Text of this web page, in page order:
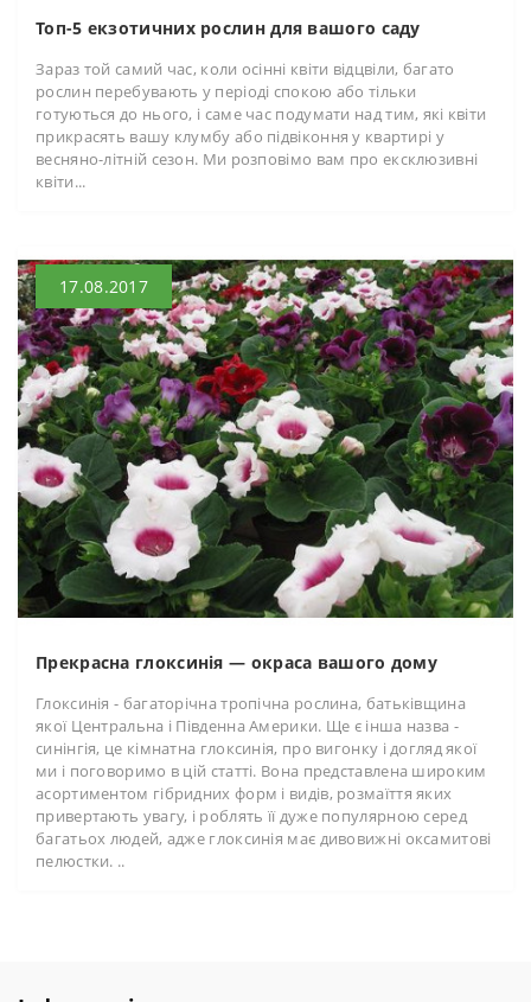
Топ-5 екзотичних рослин для вашого саду
Зараз той самий час, коли осінні квіти відцвіли, багато
рослин перебувають у періоді спокою або тільки
готуються до нього, і саме час подумати над тим, які квіти
прикрасять вашу клумбу або підвіконня у квартирі у
весняно-літній сезон. Ми розповімо вам про ексклюзивні
квіти...
17.08.2017
Прекрасна глоксинія — окраса вашого дому
Глоксинія - багаторічна тропічна рослина, батьківщина
якої Центральна і Південна Америки. Ще є інша назва -
синінгія, це кімнатна глоксинія, про вигонку і догляд якої
ми і поговоримо в цій статті. Вона представлена широким
асортиментом гібридних форм і видів, розмаїття яких
привертають увагу, і роблять її дуже популярною серед
багатьох людей, адже глоксинія має дивовижні оксамитові
пелюстки. ..